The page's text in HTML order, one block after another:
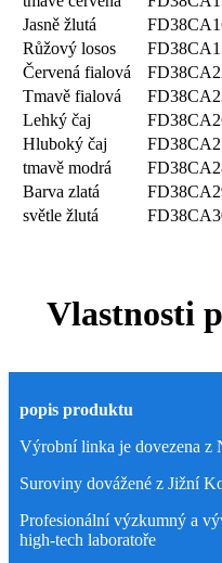
Jasně žlutá
Růžový losos
Červená fialová
Tmavě fialová
Lehký čaj
Hluboký čaj
tmavě modrá
Barva zlatá
světle žlutá
Vlastnosti
popis produktu
Výrobní linka je dovezena z
Suroviny dovážené z Jižní
Profesionální výzkumný a
high-tech laboratoře